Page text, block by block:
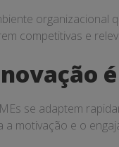
organizacional
competitivas e
se adaptem
a motivação e o